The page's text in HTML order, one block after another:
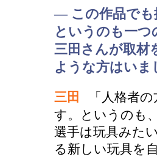
― この作品でも
というのも一
三田さんが取材
ような方はいま
三田
「人格者
す。というのも
選手は玩具みた
る新しい玩具を